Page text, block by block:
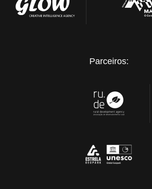
Parceiros: